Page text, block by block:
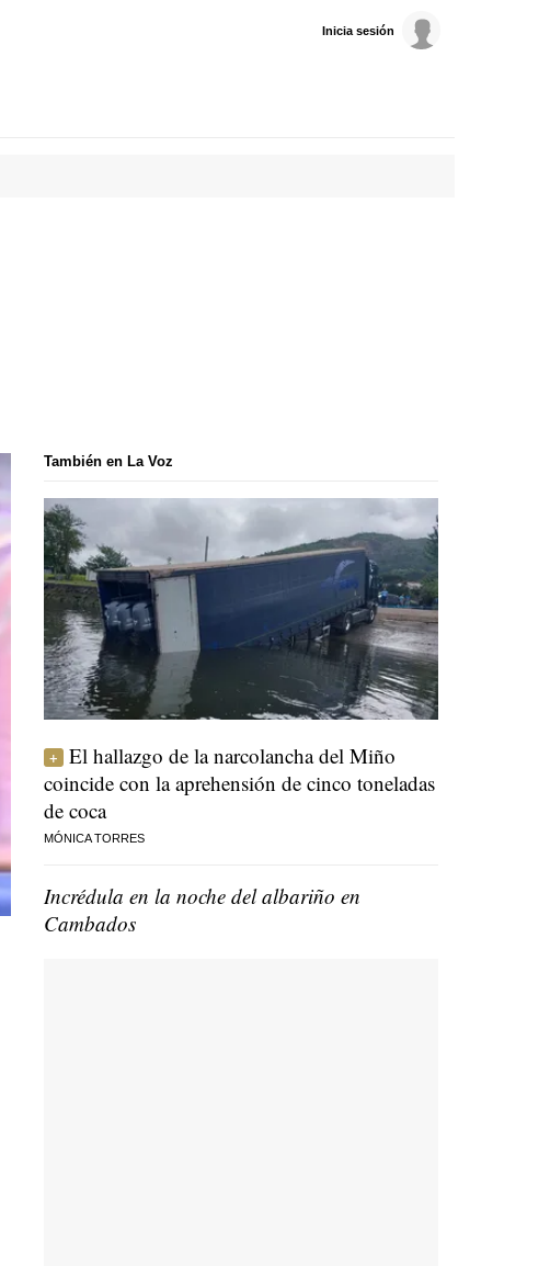
Inicia sesión
También en La Voz
El hallazgo de la narcolancha del Miño
coincide con la aprehensión de cinco toneladas
de coca
MÓNICA TORRES
Incrédula en la noche del albariño en
Cambados